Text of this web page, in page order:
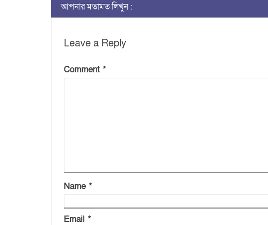
আপনার মতামত লিখুন :
Leave a Reply
Comment *
Name *
Email *